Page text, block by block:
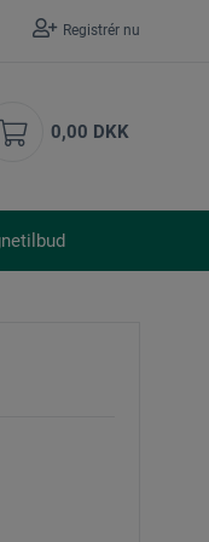
Registrér nu
0,00 DKK